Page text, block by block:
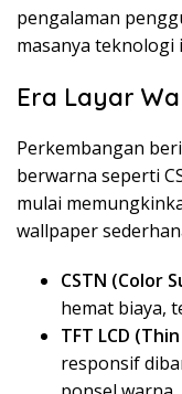
pengalaman
masanya teknologi
Era Layar
Perkembangan
berwarna seperti
mulai
wallpaper
CSTN (Color
hemat biaya,
TFT LCD
responsif